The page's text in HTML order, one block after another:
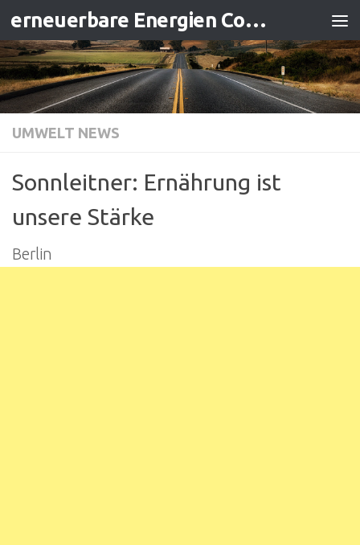
Zum Inhalt springen erneuerbare Energien Contracting
UMWELT NEWS
Sonnleitner: Ernährung ist
unsere Stärke
Berlin